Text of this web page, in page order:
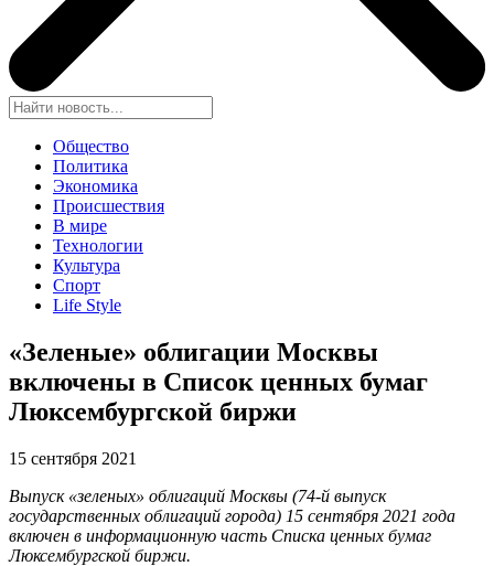
Общество
Политика
Экономика
Происшествия
В мире
Технологии
Культура
Спорт
Life Style
«Зеленые» облигации Москвы
включены в Список ценных бумаг
Люксембургской биржи
15 сентября 2021
Выпуск «зеленых» облигаций Москвы (74-й выпуск
государственных облигаций города) 15 сентября 2021 года
включен в информационную часть Списка ценных бумаг
Люксембургской биржи.